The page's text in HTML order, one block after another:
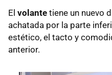
El volante tiene un nuevo
achatada por la parte
estético, el tacto y
anterior.